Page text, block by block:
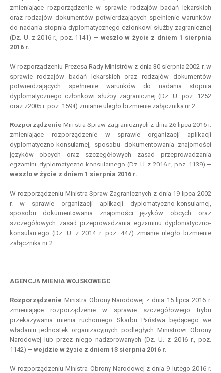
zmieniające rozporządzenie w sprawie rodzajów badań lekarskich
oraz rodzajów dokumentów potwierdzających spełnienie warunków
do nadania stopnia dyplomatycznego członkowi służby zagranicznej
(Dz. U. z 2016 r., poz. 1141) – weszło w życie z dniem 1 sierpnia
2016 r.
W rozporządzeniu Prezesa Rady Ministrów z dnia 30 sierpnia 2002 r. w
sprawie rodzajów badań lekarskich oraz rodzajów dokumentów
potwierdzających spełnienie warunków do nadania stopnia
dyplomatycznego członkowi służby zagranicznej (Dz. U. poz. 1252
oraz z2005 r. poz. 1594) zmianie uległo brzmienie załącznika nr 2.
Rozporządzenie Ministra Spraw Zagranicznych z dnia 26 lipca 2016 r.
zmieniające rozporządzenie w sprawie organizacji aplikacji
dyplomatyczno-konsularnej, sposobu dokumentowania znajomości
języków obcych oraz szczegółowych zasad przeprowadzania
egzaminu dyplomatyczno-konsularnego (Dz. U. z 2016 r., poz. 1139) –
weszło w życie z dniem 1 sierpnia 2016 r.
W rozporządzeniu Ministra Spraw Zagranicznych z dnia 19 lipca 2002
r. w sprawie organizacji aplikacji dyplomatyczno-konsularnej,
sposobu dokumentowania znajomości języków obcych oraz
szczegółowych zasad przeprowadzania egzaminu dyplomatyczno-
konsularnego (Dz. U. z 2014 r. poz. 447) zmianie uległo brzmienie
załącznika nr 2.
AGENCJA MIENIA WOJSKOWEGO
Rozporządzenie Ministra Obrony Narodowej z dnia 15 lipca 2016 r.
zmieniające rozporządzenie w sprawie szczegółowego trybu
przekazywania mienia ruchomego Skarbu Państwa będącego we
władaniu jednostek organizacyjnych podległych Ministrowi Obrony
Narodowej lub przez niego nadzorowanych (Dz. U. z 2016 r., poz.
1142) – wejdzie w życie z dniem 13 sierpnia 2016 r.
W rozporządzeniu Ministra Obrony Narodowej z dnia 9 lutego 2016 r.